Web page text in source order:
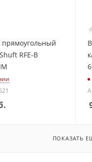
прямоугольный
RFE-B
ПОКАЗАТЬ